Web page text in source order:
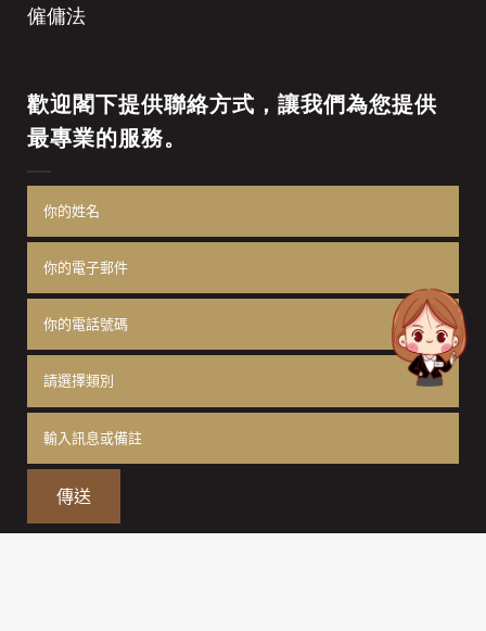
僱傭法
歡迎閣下提供聯絡方式，讓我們為您提供
最專業的服務。